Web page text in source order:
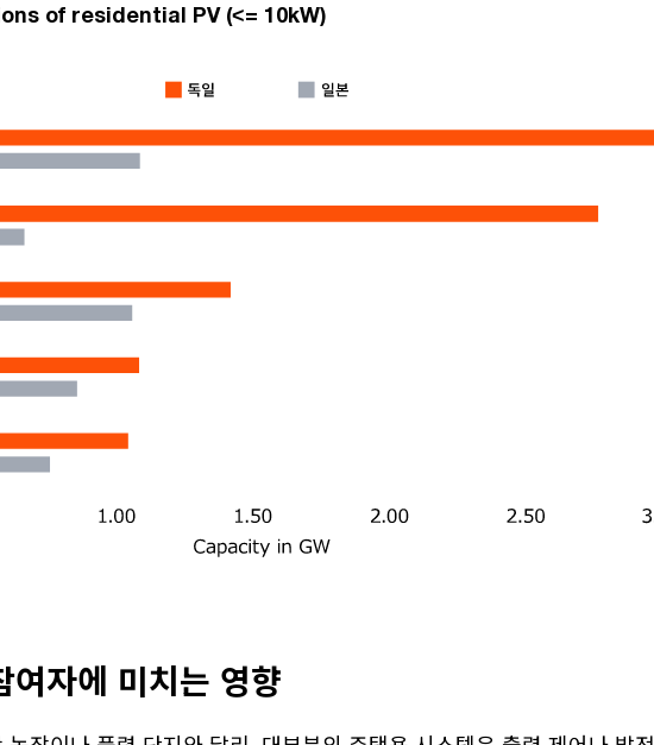
of residential PV (<= 10kW)
여자에 미치는 영향